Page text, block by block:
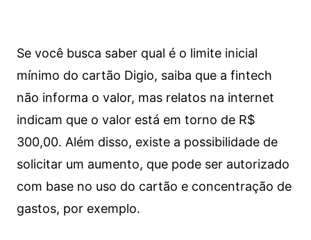
Se você busca saber qual é o limite inicial
mínimo do cartão Digio, saiba que a fintech
não informa o valor, mas relatos na internet
indicam que o valor está em torno de R$
300,00. Além disso, existe a possibilidade de
solicitar um aumento, que pode ser autorizado
com base no uso do cartão e concentração de
gastos, por exemplo.